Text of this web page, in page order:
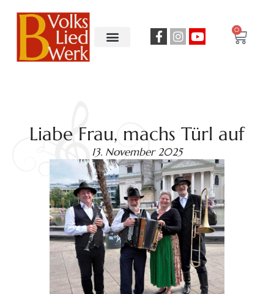
0
Liabe Frau, machs Türl auf
13. November 2025